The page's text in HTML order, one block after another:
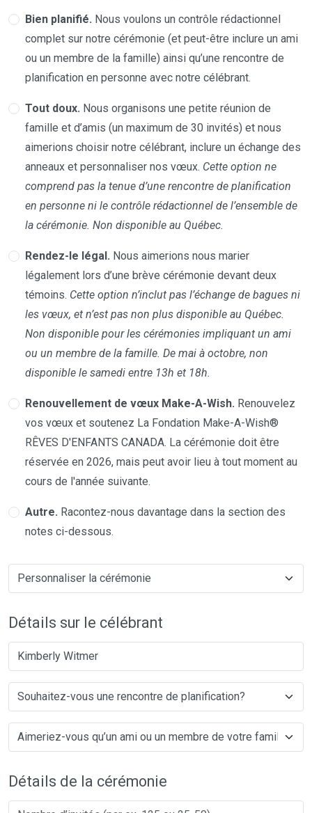
Bien planifié. Nous voulons un contrôle rédactionnel
complet sur notre cérémonie (et peut-être inclure un ami
ou un membre de la famille) ainsi qu’une rencontre de
planification en personne avec notre célébrant.
Tout doux. Nous organisons une petite réunion de
famille et d’amis (un maximum de 30 invités) et nous
aimerions choisir notre célébrant, inclure un échange des
anneaux et personnaliser nos vœux. Cette option ne
comprend pas la tenue d’une rencontre de planification
en personne ni le contrôle rédactionnel de l’ensemble de
la cérémonie. Non disponible au Québec.
Rendez-le légal. Nous aimerions nous marier
légalement lors d’une brève cérémonie devant deux
témoins. Cette option n’inclut pas l’échange de bagues ni
les vœux, et n’est pas non plus disponible au Québec.
Non disponible pour les cérémonies impliquant un ami
ou un membre de la famille. De mai à octobre, non
disponible le samedi entre 13h et 18h.
Renouvellement de vœux Make-A-Wish. Renouvelez
vos vœux et soutenez La Fondation Make-A-Wish®
RÊVES D'ENFANTS CANADA. La cérémonie doit être
réservée en 2026, mais peut avoir lieu à tout moment au
cours de l'année suivante.
Autre. Racontez-nous davantage dans la section des
notes ci-dessous.
Détails sur le célébrant
Kimberly Witmer
Détails de la cérémonie